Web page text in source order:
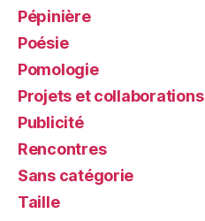
Pépinière
Poésie
Pomologie
Projets et collaborations
Publicité
Rencontres
Sans catégorie
Taille